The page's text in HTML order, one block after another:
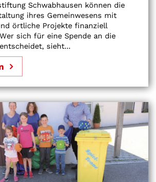
Schwabhausen können die
ihres Gemeinwesens mit
örtliche Projekte finanziell
sich für eine Spende an die
sieht...